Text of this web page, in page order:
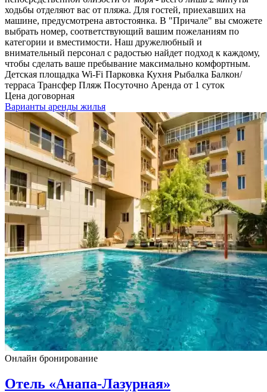
ходьбы отделяют вас от пляжа. Для гостей, приехавших на
машине, предусмотрена автостоянка. В "Причале" вы сможете
выбрать номер, соответствующий вашим пожеланиям по
категории и вместимости. Наш дружелюбный и
внимательный персонал с радостью найдет подход к каждому,
чтобы сделать ваше пребывание максимально комфортным.
Детская площадка Wi-Fi Парковка Кухня Рыбалка Балкон/
терраса Трансфер Пляж Посуточно Аренда от 1 суток
Цена договорная
Варианты аренды жилья
Онлайн бронирование
Отель «Анапа-Лазурная»